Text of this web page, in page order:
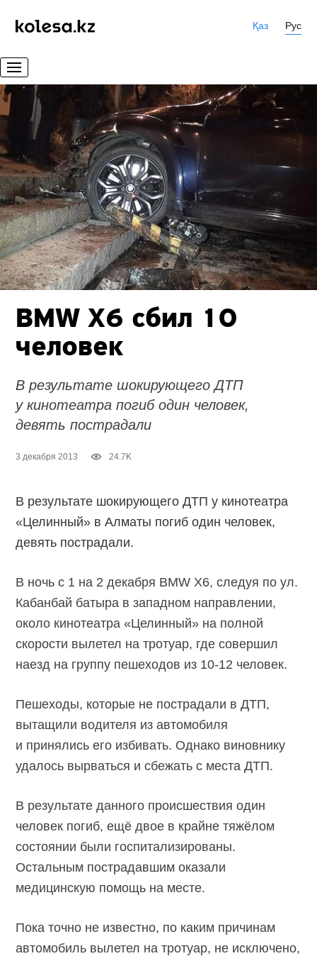
Қаз Рус
BMW X6 сбил 10
человек
В результате шокирующего ДТП
у кинотеатра погиб один человек,
девять пострадали
3 декабря 2013 24.7K
В результате шокирующего ДТП у кинотеатра
«Целинный» в Алматы погиб один человек,
девять пострадали.
В ночь с 1 на 2 декабря BMW X6, следуя по ул.
Кабанбай батыра в западном направлении,
около кинотеатра «Целинный» на полной
скорости вылетел на тротуар, где совершил
наезд на группу пешеходов из 10-12 человек.
Пешеходы, которые не пострадали в ДТП,
вытащили водителя из автомобиля
и принялись его избивать. Однако виновнику
удалось вырваться и сбежать с места ДТП.
В результате данного происшествия один
человек погиб, ещё двое в крайне тяжёлом
состоянии были госпитализированы.
Остальным пострадавшим оказали
медицинскую помощь на месте.
Пока точно не известно, по каким причинам
автомобиль вылетел на тротуар, не исключено,